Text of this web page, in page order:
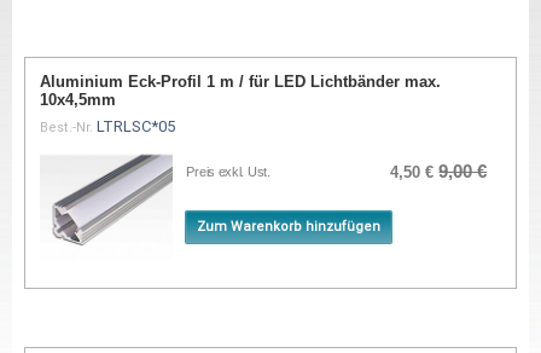
Aluminium Eck-Profil 1 m / für LED Lichtbänder max.
10x4,5mm
Best.-Nr. LTRLSC*05
Preis exkl. Ust. 4,50 € 9,00 €
Zum Warenkorb hinzufügen